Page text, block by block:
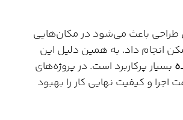
طراحی باعث می‌شود در مکان‌هایی
انجام داد. به همین دلیل این
بسیار پرکاربرد است. در پروژه‌های
اجرا و کیفیت نهایی کار را بهبود